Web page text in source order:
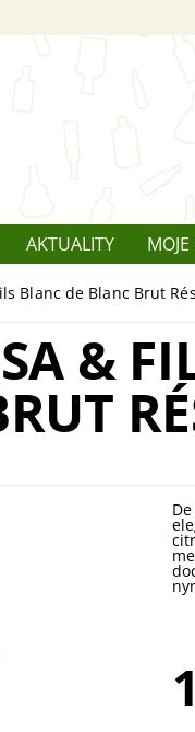
AKTUALITY
Blanc de Blanc Brut
&